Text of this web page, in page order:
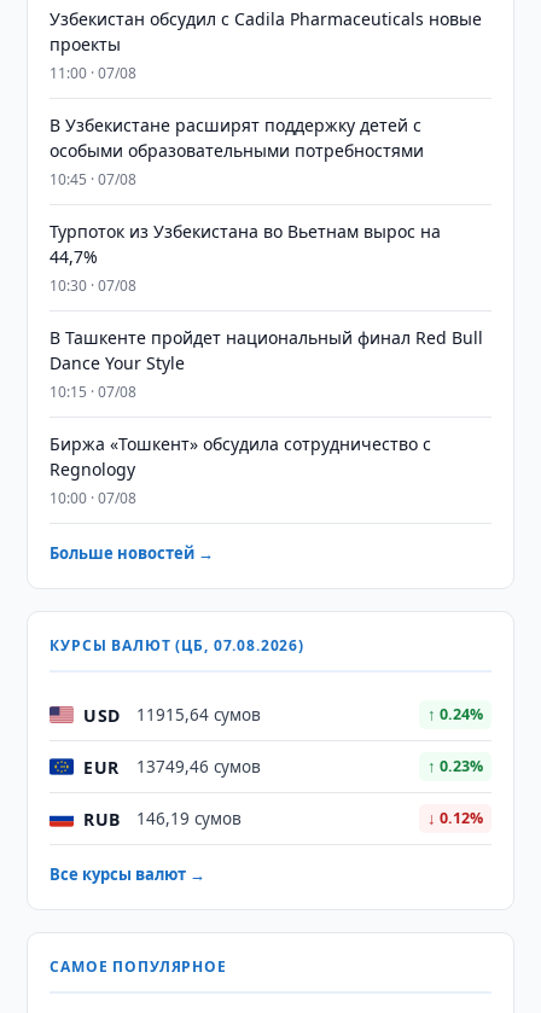
Узбекистан обсудил с Cadila Pharmaceuticals новые
проекты
11:00 · 07/08
В Узбекистане расширят поддержку детей с
особыми образовательными потребностями
10:45 · 07/08
Турпоток из Узбекистана во Вьетнам вырос на
44,7%
10:30 · 07/08
В Ташкенте пройдет национальный финал Red Bull
Dance Your Style
10:15 · 07/08
Биржа «Тошкент» обсудила сотрудничество с
Regnology
10:00 · 07/08
Больше новостей →
КУРСЫ ВАЛЮТ (ЦБ, 07.08.2026)
USD 11915,64 сумов ↑ 0.24%
EUR 13749,46 сумов ↑ 0.23%
RUB 146,19 сумов ↓ 0.12%
Все курсы валют →
САМОЕ ПОПУЛЯРНОЕ